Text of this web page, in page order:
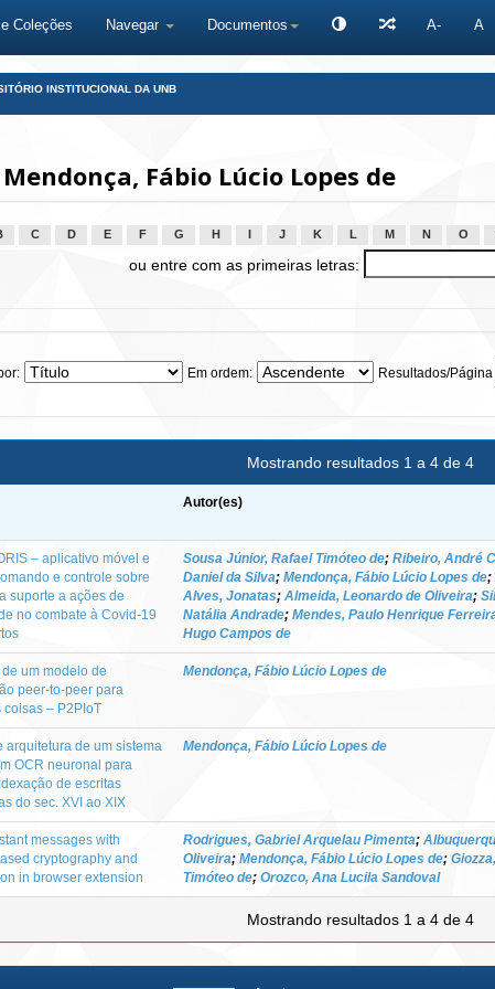
Coleções Navegar Documentos A- A
INSTITUCIONAL DA UNB
Fábio Lúcio Lopes de
C D E F G H J K L M N O
ou entre com as primeiras letras:
Em ordem: Resultados/Página
Mostrando resultados 1 a 4 de 4
Autor(es)
– aplicativo móvel e
e controle sobre
suporte a ações de
no combate à Covid-19
Sousa Júnior, Rafael Timóteo de; Ribeiro, André
Daniel da Silva; Mendonça, Fábio Lúcio Lopes de;
Alves, Jonatas; Almeida, Leonardo de Oliveira;
Natália Andrade; Mendes, Paulo Henrique
Hugo Campos de
um modelo de
peer-to-peer para
coisas – P2PIoT
Mendonça, Fábio Lúcio Lopes de
arquitetura de um sistema
OCR neuronal para
de escritas
do sec. XVI ao XIX
Mendonça, Fábio Lúcio Lopes de
messages with
cryptography and
in browser extension
Rodrigues, Gabriel Arquelau Pimenta;
Oliveira; Mendonça, Fábio Lúcio Lopes de;
Timóteo de; Orozco, Ana Lucila Sandoval
Mostrando resultados 1 a 4 de 4